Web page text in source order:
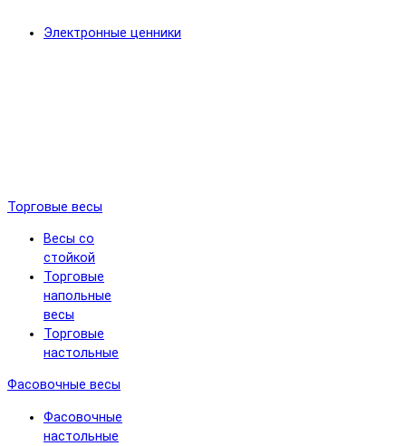
Электронные ценники
Торговые весы
Весы со
стойкой
Торговые
напольные
весы
Торговые
настольные
Фасовочные весы
Фасовочные
настольные